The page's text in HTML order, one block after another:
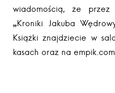
wiadomością, że
„Kroniki Jakuba
Książki znajdziecie w
kasach oraz na